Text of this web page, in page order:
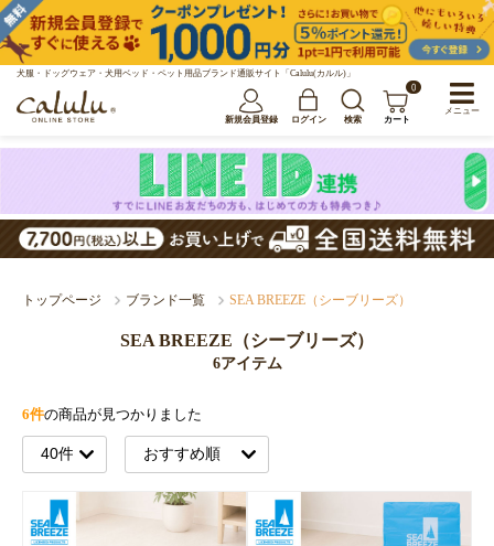
犬服・ドッグウェア・犬用ベッド・ペット用品ブランド通販サイト「Calulu(カルル)」
新規会員登録 ログイン 検索
0
カート
トップページ ブランド一覧 SEA BREEZE（シーブリーズ）
SEA BREEZE（シーブリーズ）
6アイテム
6件の商品が見つかりました
メニュー